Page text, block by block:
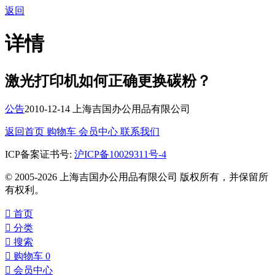
返回
详情
激光打印机如何正确更换碳粉？
公告2010-12-14 上海吉国办公用品有限公司
返回首页 购物车 会员中心 联系我们
ICP备案证书号: 沪ICP备10029311号-4
© 2005-2026 上海吉国办公用品有限公司 版权所有，并保留所
有权利。
 首页
 分类
 搜索
 购物车 0
 会员中心